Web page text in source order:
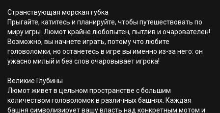
Странствующая морская губка
Прыгайте, катитесь и планируйте, чтобы путешествовать по
миру игры. Люмот крайне любопытен, пытлив и очарователен!
Возможно, вы начнете играть, потому что любите
головоломки, но останетесь в игре вы именно из-за него: он
ужасно милый и без слов очаровывает игрока!
Великие Глубины
Люмот живет в цельном пространстве с большим
количеством головоломок в различных башнях. Каждая
башня символизирует вашу власть над конкретным мотом и